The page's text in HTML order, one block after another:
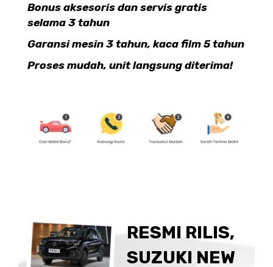
Bonus aksesoris dan servis gratis
selama 3 tahun
Garansi mesin 3 tahun, kaca film 5 tahun
Proses mudah, unit langsung diterima!
RESMI RILIS,
SUZUKI NEW